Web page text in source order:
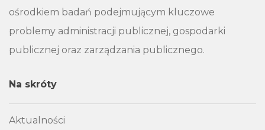
ośrodkiem badań podejmującym kluczowe
problemy administracji publicznej, gospodarki
publicznej oraz zarządzania publicznego.
Na skróty
Aktualności